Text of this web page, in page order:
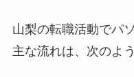
山梨の転職活動でパ
主な流れは、次のよ